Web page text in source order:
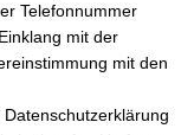
Goslar Peine
dabei sind,
besonderes Projekt
für
und
Telefonnummer
mit der
mit den